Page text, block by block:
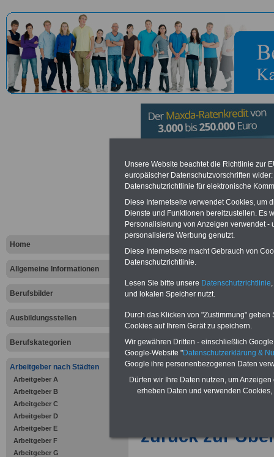
Home
Allgemeine Informationen
Berufsbilder
Ausbildungsstellen
Berufskategorien
Arbeitgeber nach Städten
Arbeitgeber A
Arbeitgeber B
Arbeitgeber C
Arbeitgeber D
Arbeitgeber E
Arbeitgeber F
Arbeitgeber G
Bereich
Vergleichen und sparen
Berufsunfähigkeitsabsicherung
-
Krankenzusatzversicherung
Online-Vergleich Gesetzliche
Krankenkassen-
Zahnzusatzversicherung -
Vorteile der Privaten
Krankenversicherung
zurück zur
Unsere Website beachtet die Richtlinie zur
europäischer Datenschutzvorschriften
Datenschutzrichtlinie für elektronische
Diese Internetseite verwendet Cookies, um
Dienste und Funktionen bereitzustellen. Es
Personalisierung von Anzeigen verwendet
personalisierte Werbung genutzt.
Diese Internetseite macht Gebrauch von
Datenschutzrichtlinie.
Lesen Sie bitte unsere Datenschutzrichtlinie
und lokalen Speicher nutzt.
Durch das Klicken von "Zustimmung"
Cookies auf Ihrem Gerät zu speichern.
Wir gewähren Dritten - einschließlich
Google-Website "Datenschutzerklärung &
Google ihre personenbezogenen Daten
Dürfen wir Ihre Daten nutzen, um
erheben Daten und verwenden